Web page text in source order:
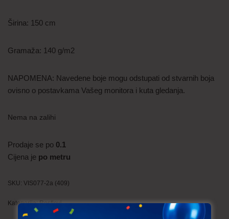
Širina: 150 cm
Gramaža: 140 g/m2
NAPOMENA: Navedene boje mogu odstupati od stvarnih boja
ovisno o postavkama Vašeg monitora i kuta gledanja.
Nema na zalihi
Prodaje se po 0.1
Cijena je po metru
SKU: VIS077-2a (409)
Kategorija:Restlovi